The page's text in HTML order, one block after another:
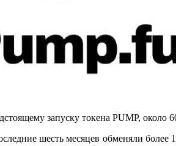
запуску токена PUMP, около
шесть месяцев обменяли